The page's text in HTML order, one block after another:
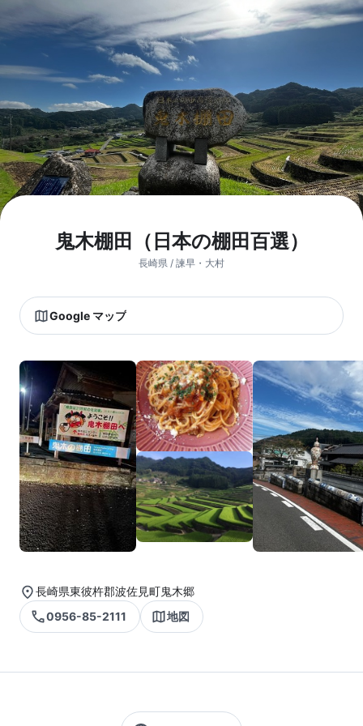
鬼木棚田（日本の棚田百選）
長崎県 / 諫早・大村
Google マップ
長崎県東彼杵郡波佐見町鬼木郷
0956-85-2111
地図